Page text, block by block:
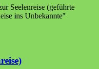
Seelenreise (geführte
ins Unbekannte"